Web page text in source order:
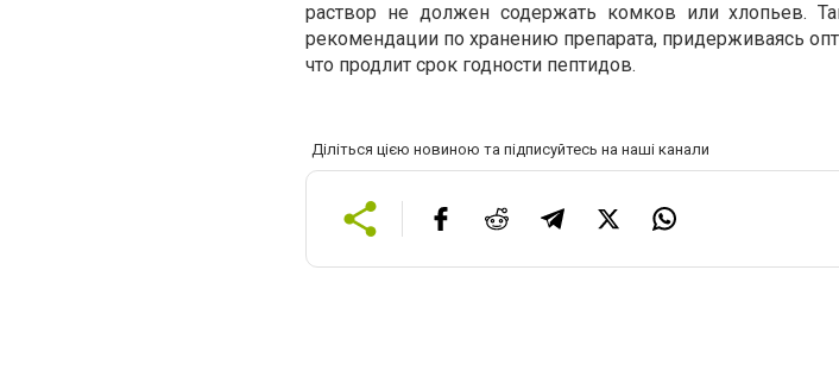
раствор не должен содержать комков или хлопьев.
рекомендации по хранению препарата, придерживаясь
что продлит срок годности пептидов.
Діліться цією новиною та підписуйтесь на наші канали